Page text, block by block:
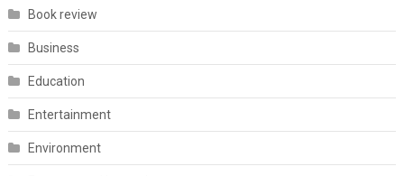
Book review
Business
Education
Entertainment
Environment